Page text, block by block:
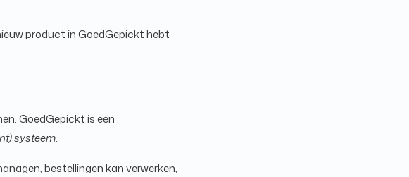
product in GoedGepickt hebt
GoedGepickt is een
systeem.
bestellingen kan verwerken,